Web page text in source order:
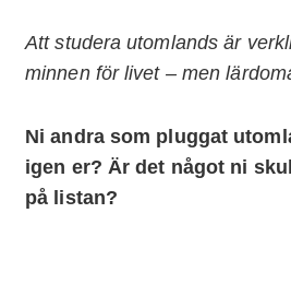
Att studera utomlands är
minnen för livet – men
Ni andra som pluggat
igen er? Är det något ni
på listan?